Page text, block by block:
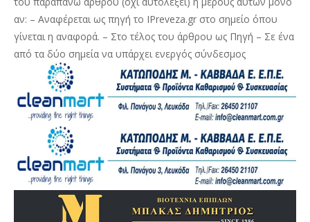
αν: – Αναφέρεται ως πηγή το IPreveza.gr στο σημείο όπου
γίνεται η αναφορά. – Στο τέλος του άρθρου ως Πηγή – Σε ένα
από τα δύο σημεία να υπάρχει ενεργός σύνδεσμος